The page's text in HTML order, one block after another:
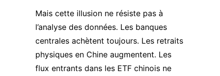
Mais cette illusion ne résiste pas à
l’analyse des données. Les banques
centrales achètent toujours. Les retraits
physiques en Chine augmentent. Les
flux entrants dans les ETF chinois ne